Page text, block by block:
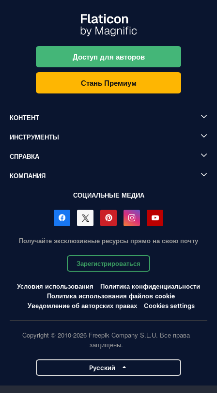
Доступ для авторов
Стань Премиум
КОНТЕНТ
ИНСТРУМЕНТЫ
СПРАВКА
КОМПАНИЯ
СОЦИАЛЬНЫЕ МЕДИА
Получайте эксклюзивные ресурсы прямо на свою почту
Зарегистрироваться
Условия использования
Политика конфиденциальности
Политика использования файлов cookie
Уведомление об авторских правах
Cookies settings
Copyright © 2010-2026 Freepik Company S.L.U. Все права
защищены.
Pусский